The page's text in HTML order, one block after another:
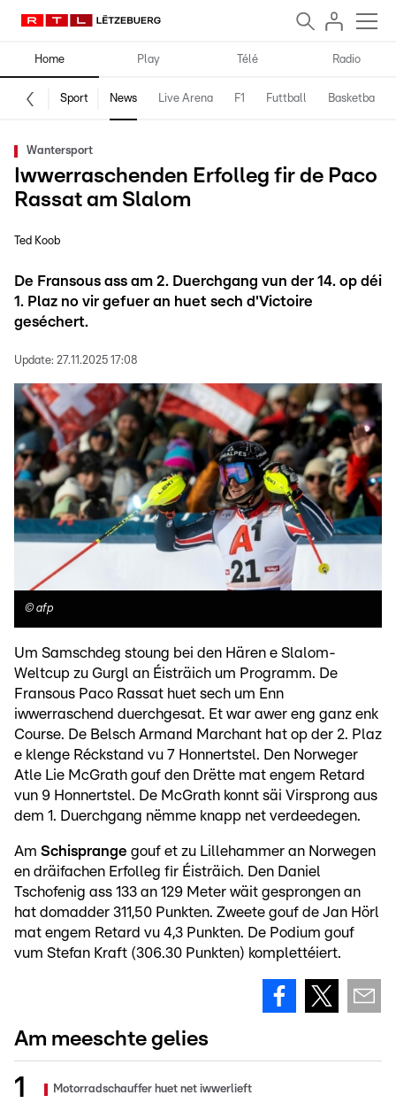
Home Play Télé Radio
Sport News Live Arena F1 Futtball Basketball
Wantersport
Iwwerraschenden Erfolleg fir de Paco
Rassat am Slalom
Ted Koob
De Fransous ass am 2. Duerchgang vun der 14. op déi
1. Plaz no vir gefuer an huet sech d'Victoire
geséchert.
Update: 27.11.2025 17:08
© afp
Um Samschdeg stoung bei den Hären e Slalom-
Weltcup zu Gurgl an Éisträich um Programm. De
Fransous Paco Rassat huet sech um Enn
iwwerraschend duerchgesat. Et war awer eng ganz enk
Course. De Belsch Armand Marchant hat op der 2. Plaz
e klenge Réckstand vu 7 Honnertstel. Den Norweger
Atle Lie McGrath gouf den Drëtte mat engem Retard
vun 9 Honnertstel. De McGrath konnt säi Virsprong aus
dem 1. Duerchgang nëmme knapp net verdeedegen.
Am Schisprange gouf et zu Lillehammer an Norwegen
en dräifachen Erfolleg fir Éisträich. Den Daniel
Tschofenig ass 133 an 129 Meter wäit gesprongen an
hat domadder 311,50 Punkten. Zweete gouf de Jan Hörl
mat engem Retard vu 4,3 Punkten. De Podium gouf
vum Stefan Kraft (306.30 Punkten) komplettéiert.
Am meeschte gelies
Motorradschauffer huet net iwwerlieft